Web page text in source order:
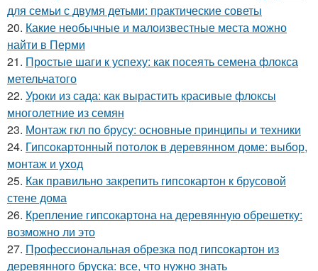
для семьи с двумя детьми: практические советы
20. Какие необычные и малоизвестные места можно
найти в Перми
21. Простые шаги к успеху: как посеять семена флокса
метельчатого
22. Уроки из сада: как вырастить красивые флоксы
многолетние из семян
23. Монтаж гкл по брусу: основные принципы и техники
24. Гипсокартонный потолок в деревянном доме: выбор,
монтаж и уход
25. Как правильно закрепить гипсокартон к брусовой
стене дома
26. Крепление гипсокартона на деревянную обрешетку:
возможно ли это
27. Профессиональная обрезка под гипсокартон из
деревянного бруска: все, что нужно знать